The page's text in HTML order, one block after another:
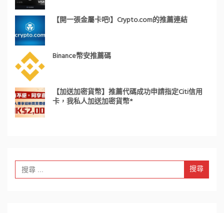
【開一張金屬卡吧!】Crypto.com的推薦連結
Binance幣安推薦碼
【加送加密貨幣】推薦代碼成功申請指定Citi信用
卡，我私人加送加密貨幣*
Search
for: